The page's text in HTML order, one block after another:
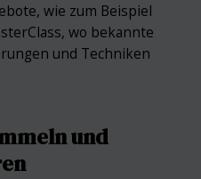
wie zum Beispiel
wo bekannte
und Techniken
und